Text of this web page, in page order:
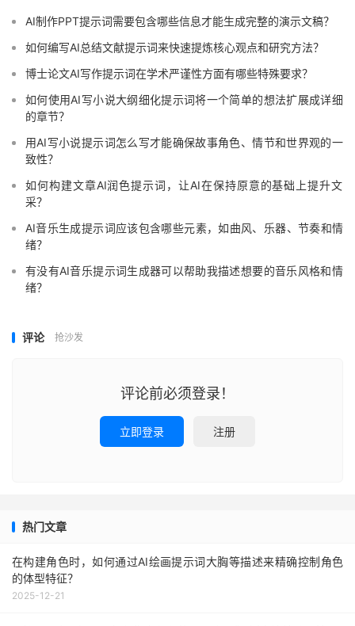
AI制作PPT提示词需要包含哪些信息才能生成完整的演示文稿？
如何编写AI总结文献提示词来快速提炼核心观点和研究方法？
博士论文AI写作提示词在学术严谨性方面有哪些特殊要求？
如何使用AI写小说大纲细化提示词将一个简单的想法扩展成详细
的章节？
用AI写小说提示词怎么写才能确保故事角色、情节和世界观的一
致性？
如何构建文章AI润色提示词，让AI在保持原意的基础上提升文
采？
AI音乐生成提示词应该包含哪些元素，如曲风、乐器、节奏和情
绪？
有没有AI音乐提示词生成器可以帮助我描述想要的音乐风格和情
绪？
评论 抢沙发
评论前必须登录！
立即登录 注册
热门文章
在构建角色时，如何通过AI绘画提示词大胸等描述来精确控制角色
的体型特征？
2025-12-21